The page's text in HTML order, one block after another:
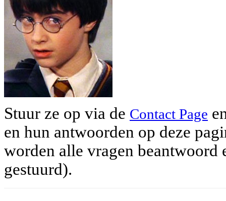
Stuur ze op via de Contact Page
en hun antwoorden op deze
worden alle vragen beantwoord
gestuurd).